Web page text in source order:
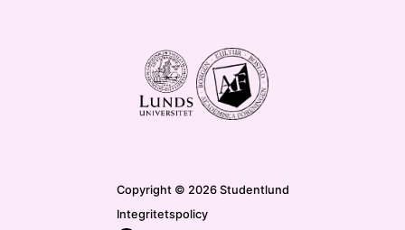
Copyright © 2026 Studentlund
Integritetspolicy